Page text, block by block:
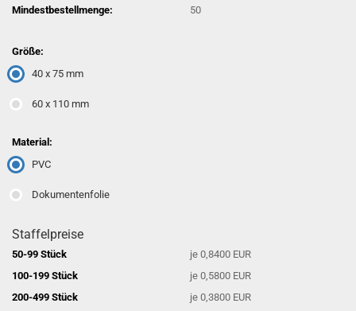
Mindestbestellmenge: 50
Größe:
40 x 75 mm
60 x 110 mm
Material:
PVC
Dokumentenfolie
Staffelpreise
50-99 Stück
je 0,8400 EUR
100-199 Stück
je 0,5800 EUR
200-499 Stück
je 0,3800 EUR